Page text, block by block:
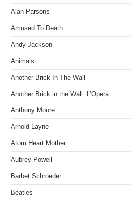
Alan Parsons
Amused To Death
Andy Jackson
Animals
Another Brick In The Wall
Another Brick in the Wall: L’Opera
Anthony Moore
Arnold Layne
Atom Heart Mother
Aubrey Powell
Barbet Schroeder
Beatles